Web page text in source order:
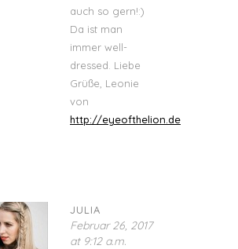
auch so gern!:)
Da ist man
immer well-
dressed. Liebe
Grüße, Leonie
von
http://eyeofthelion.de
JULIA
Februar 26, 2017
at 9:12 a.m.